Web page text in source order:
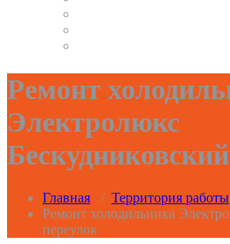
Ремонт
Электролюкс
Главная / Территория работы
Ремонт холодильника
переулок